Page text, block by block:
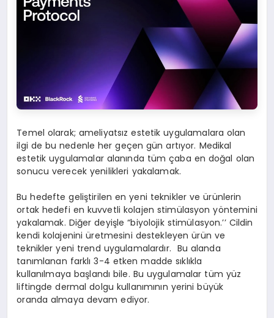
Temel olarak; ameliyatsız estetik uygulamalara olan
ilgi de bu nedenle her geçen gün artıyor. Medikal
estetik uygulamalar alanında tüm çaba en doğal olan
sonucu verecek yenilikleri yakalamak.
Bu hedefte geliştirilen en yeni teknikler ve ürünlerin
ortak hedefi en kuvvetli kolajen stimülasyon yöntemini
yakalamak. Diğer deyişle “biyolojik stimülasyon.’’ Cildin
kendi kolajenini üretmesini destekleyen ürün ve
teknikler yeni trend uygulamalardır. Bu alanda
tanımlanan farklı 3-4 etken madde sıklıkla
kullanılmaya başlandı bile. Bu uygulamalar tüm yüz
liftingde dermal dolgu kullanımının yerini büyük
oranda almaya devam ediyor.